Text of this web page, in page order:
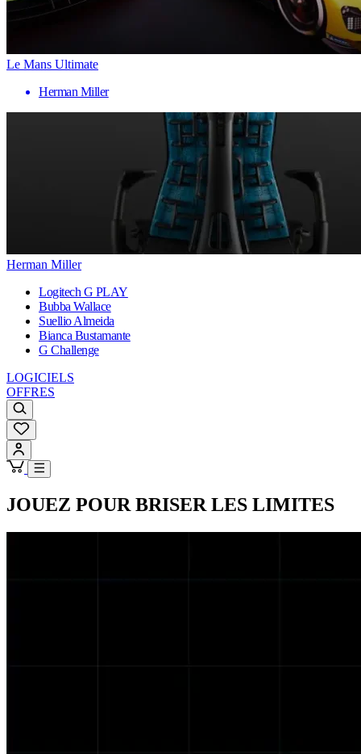
Le Mans Ultimate
Herman Miller
Herman Miller
Logitech G PLAY
Bubba Wallace
Suellio Almeida
Bianca Bustamante
G Challenge
LOGICIELS
OFFRES
JOUEZ POUR BRISER LES LIMITES